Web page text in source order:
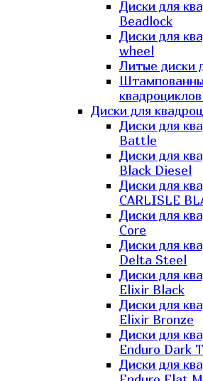
Диски для
Beadlock
Диски для
wheel
Литые диски
Диски для
Диски для
Battle
Диски для
Black Diesel
Диски для
CARLISLE
Диски для
Core
Диски для
Delta Steel
Диски для
Elixir Black
Диски для
Elixir Bronze
Диски для
Enduro Dark
Диски для